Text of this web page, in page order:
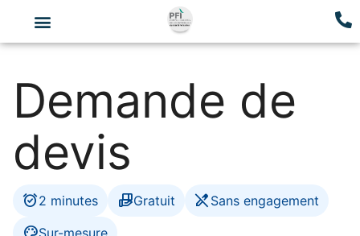
Demande de
devis
alarm_on2 minutes hand_packageGratuit edit_off Sans engagement
Sur-mesure